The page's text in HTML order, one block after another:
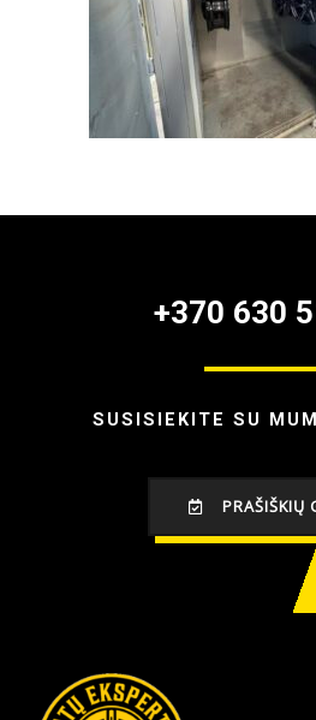
+370 630
SUSISIEKITE SU
PRAŠIŠKIŲ